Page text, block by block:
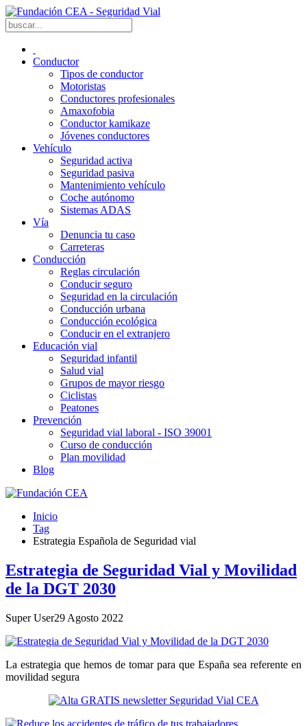
Conductor
Tipos de conductor
Motoristas
Conductores profesionales
Amaxofobia
Conductor kamikaze
Jóvenes conductores
Vehículo
Seguridad activa
Seguridad pasiva
Mantenimiento vehículo
Coche autónomo
Sistemas ADAS
Vía
Denuncia tu caso
Carreteras
Conducción
Reglas circulación
Conducir seguro
Seguridad en la circulación
Conducción urbana
Conducción ecológica
Conducir en el extranjero
Educación vial
Seguridad infantil
Salud vial
Grupos de mayor riesgo
Ciclistas
Peatones
Prevención
Seguridad vial laboral - ISO 39001
Curso de conducción
Plan movilidad
Blog
Inicio
Tag
Estrategia Española de Seguridad vial
Estrategia de Seguridad Vial y Movilidad
de la DGT 2030
Super User29 Agosto 2022
La estrategia que hemos de tomar para que España sea referente en
movilidad segura